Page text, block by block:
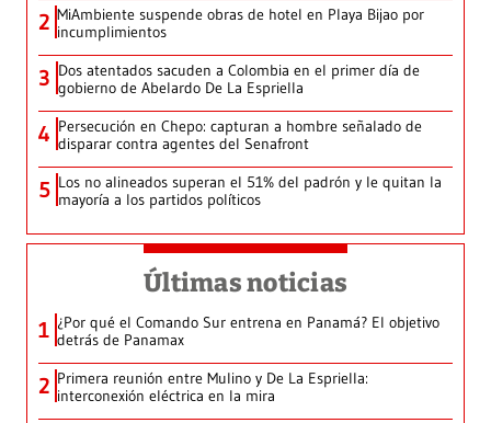
2 MiAmbiente suspende obras de hotel en Playa Bijao por
incumplimientos
3 Dos atentados sacuden a Colombia en el primer día de
gobierno de Abelardo De La Espriella
4 Persecución en Chepo: capturan a hombre señalado de
disparar contra agentes del Senafront
5 Los no alineados superan el 51% del padrón y le quitan la
mayoría a los partidos políticos
Últimas noticias
1 ¿Por qué el Comando Sur entrena en Panamá? El objetivo
detrás de Panamax
2 Primera reunión entre Mulino y De La Espriella:
interconexión eléctrica en la mira